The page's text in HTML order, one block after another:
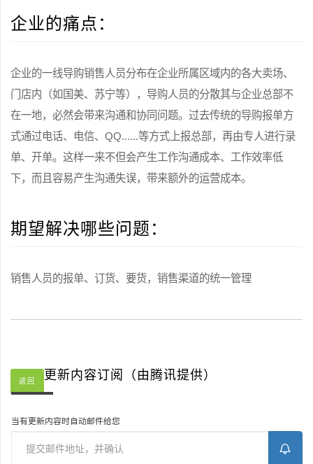
企业的痛点：
企业的一线导购销售人员分布在企业所属区域内的各大卖场、
门店内（如国美、苏宁等），导购人员的分散其与企业总部不
在一地，必然会带来沟通和协同问题。过去传统的导购报单方
式通过电话、电信、QQ......等方式上报总部，再由专人进行录
单、开单。这样一来不但会产生工作沟通成本、工作效率低
下，而且容易产生沟通失误，带来额外的运营成本。
期望解决哪些问题：
销售人员的报单、订货、要货，销售渠道的统一管理
返回 更新内容订阅（由腾讯提供）
当有更新内容时自动邮件给您